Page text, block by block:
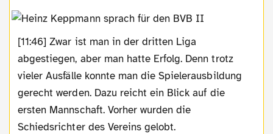
[11:46] Zwar ist man in der dritten Liga
abgestiegen, aber man hatte Erfolg. Denn trotz
vieler Ausfälle konnte man die Spielerausbildung
gerecht werden. Dazu reicht ein Blick auf die
ersten Mannschaft. Vorher wurden die
Schiedsrichter des Vereins gelobt.